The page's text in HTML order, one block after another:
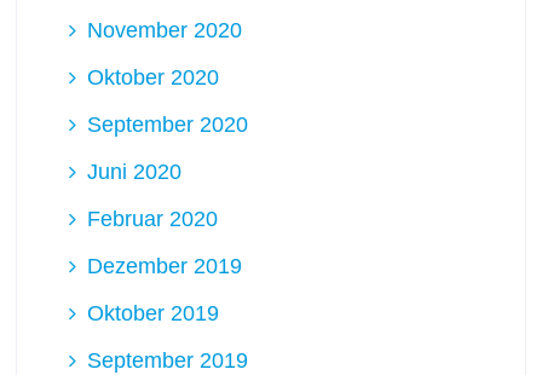
November 2020
Oktober 2020
September 2020
Juni 2020
Februar 2020
Dezember 2019
Oktober 2019
September 2019